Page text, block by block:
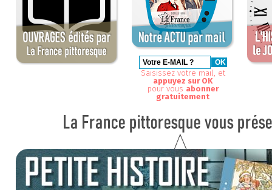
Saisissez votre mail, et
appuyez sur OK
pour vous abonner
gratuitement